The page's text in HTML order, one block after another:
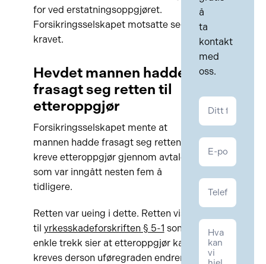
for ved erstatningsoppgjøret.
Forsikringsselskapet motsatte seg
kravet.
Hevdet mannen hadde
frasagt seg retten til
etteroppgjør
Forsikringsselskapet mente at
mannen hadde frasagt seg retten til å
kreve etteroppgjør gjennom avtalen
som var inngått nesten fem å
tidligere.
Retten var ueing i dette. Retten viste
til yrkesskadeforskriften § 5-1 som i
enkle trekk sier at etteroppgjør kan
kreves derson uføregraden endrer
å
ta
kontakt
med
oss.
Kontakt